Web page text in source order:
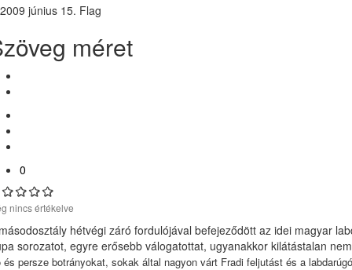
2009 június 15. Flag
méret
0
nincs értékelve
hétvégi záró fordulójával befejeződött az idei magyar
sorozatot, egyre erősebb válogatottat, ugyanakkor kilátástalan
és persze botrányokat, sokak által nagyon várt Fradi feljutást és a